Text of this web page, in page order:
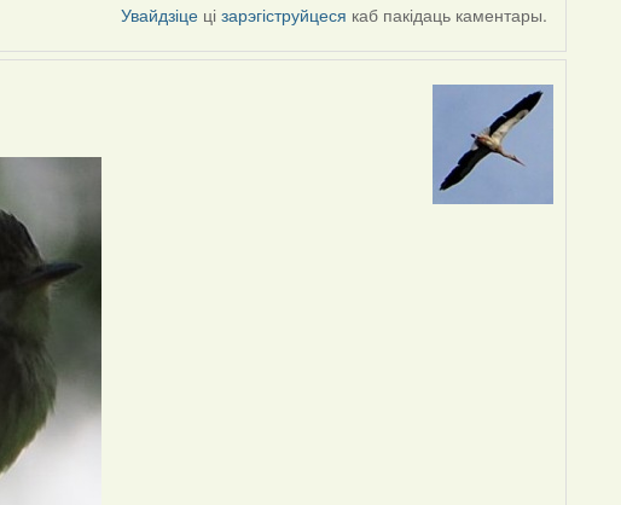
Увайдзіце цізарэгіструйцеся каб пакідаць каментары.